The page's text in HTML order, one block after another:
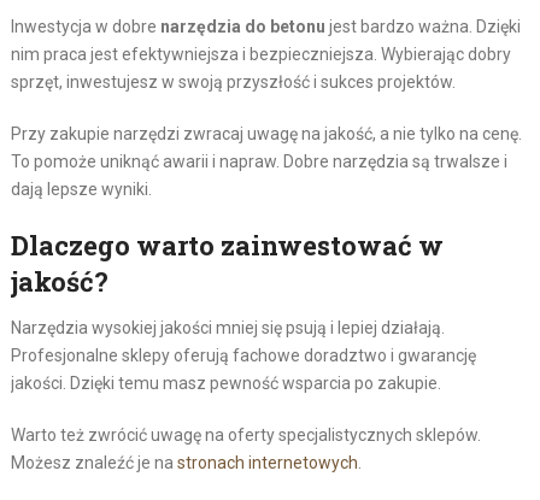
Inwestycja w dobre narzędzia do betonu jest bardzo ważna. Dzięki
nim praca jest efektywniejsza i bezpieczniejsza. Wybierając dobry
sprzęt, inwestujesz w swoją przyszłość i sukces projektów.
Przy zakupie narzędzi zwracaj uwagę na jakość, a nie tylko na cenę.
To pomoże uniknąć awarii i napraw. Dobre narzędzia są trwalsze i
dają lepsze wyniki.
Dlaczego warto zainwestować w
jakość?
Narzędzia wysokiej jakości mniej się psują i lepiej działają.
Profesjonalne sklepy oferują fachowe doradztwo i gwarancję
jakości. Dzięki temu masz pewność wsparcia po zakupie.
Warto też zwrócić uwagę na oferty specjalistycznych sklepów.
Możesz znaleźć je na stronach internetowych